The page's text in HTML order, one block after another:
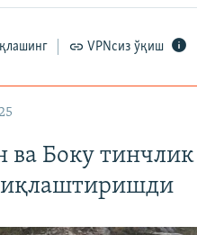
VPNсиз ўқиш
ва Боку